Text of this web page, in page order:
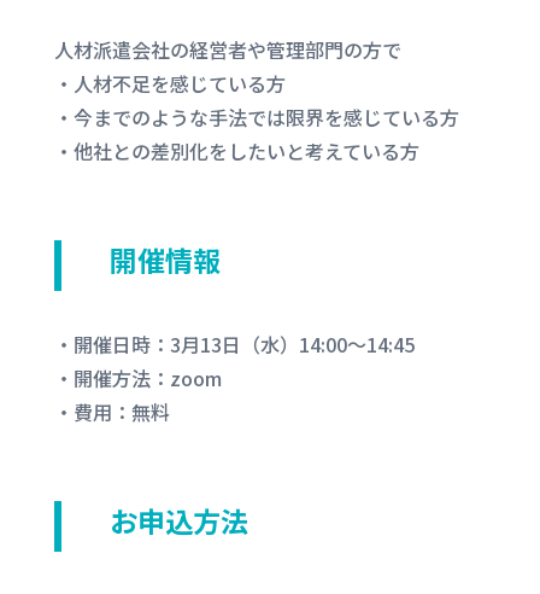
人材派遣会社の経営者や管理部門の方で
・人材不足を感じている方
・今までのような手法では限界を感じている方
・他社との差別化をしたいと考えている方
開催情報
・開催日時：3月13日（水）14:00〜14:45
・開催方法：zoom
・費用：無料
お申込方法